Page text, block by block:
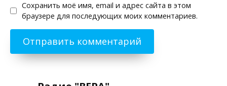
Сохранить моё имя, email и адрес сайта в этом
браузере для последующих моих комментариев.